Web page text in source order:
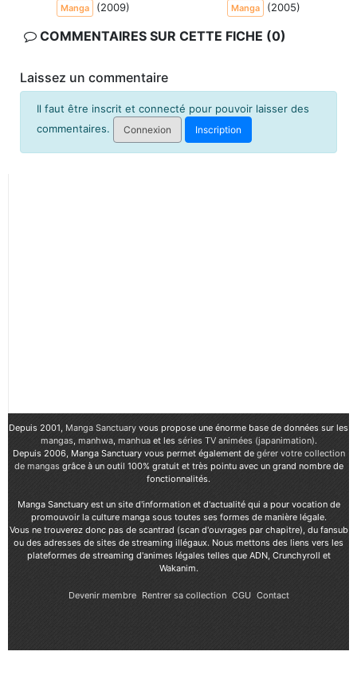
Manga (2009) Manga (2005)
COMMENTAIRES SUR CETTE FICHE (0)
Laissez un commentaire
Il faut être inscrit et connecté pour pouvoir laisser des
commentaires.
Connexion Inscription
Depuis 2001, Manga Sanctuary vous propose une énorme base de données sur les
mangas, manhwa, manhuaet les séries TV animées (japanimation).
Depuis 2006, Manga Sanctuary vous permet également de gérer votre collection
de mangasgrâce à un outil 100% gratuit et très pointu avec un grand nombre de
fonctionnalités.
Manga Sanctuary est un site d'information et d'actualité qui a pour vocation de
promouvoir la culture manga sous toutes ses formes de manière légale.
Vous ne trouverez donc pas de scantrad (scan d'ouvrages par chapitre), du fansub
ou des adresses de sites de streaming illégaux. Nous mettons des liens vers les
plateformes de streaming d'animes légales telles que ADN, Crunchyroll et
Wakanim.
Devenir membre Rentrer sa collection CGU Contact